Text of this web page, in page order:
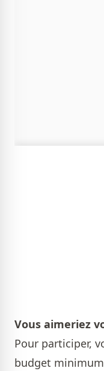
Vous aimeriez
Pour participer,
budget minimum